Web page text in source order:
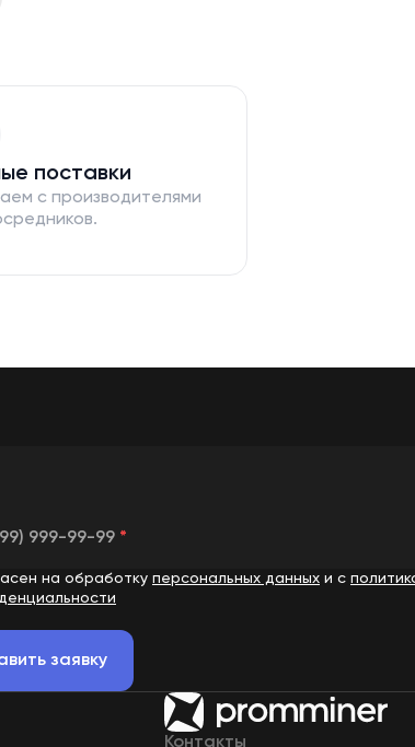
поставки
с производителями
999-99-99 *
на обработку персональных данных и с
Отправить заявку
Контакты